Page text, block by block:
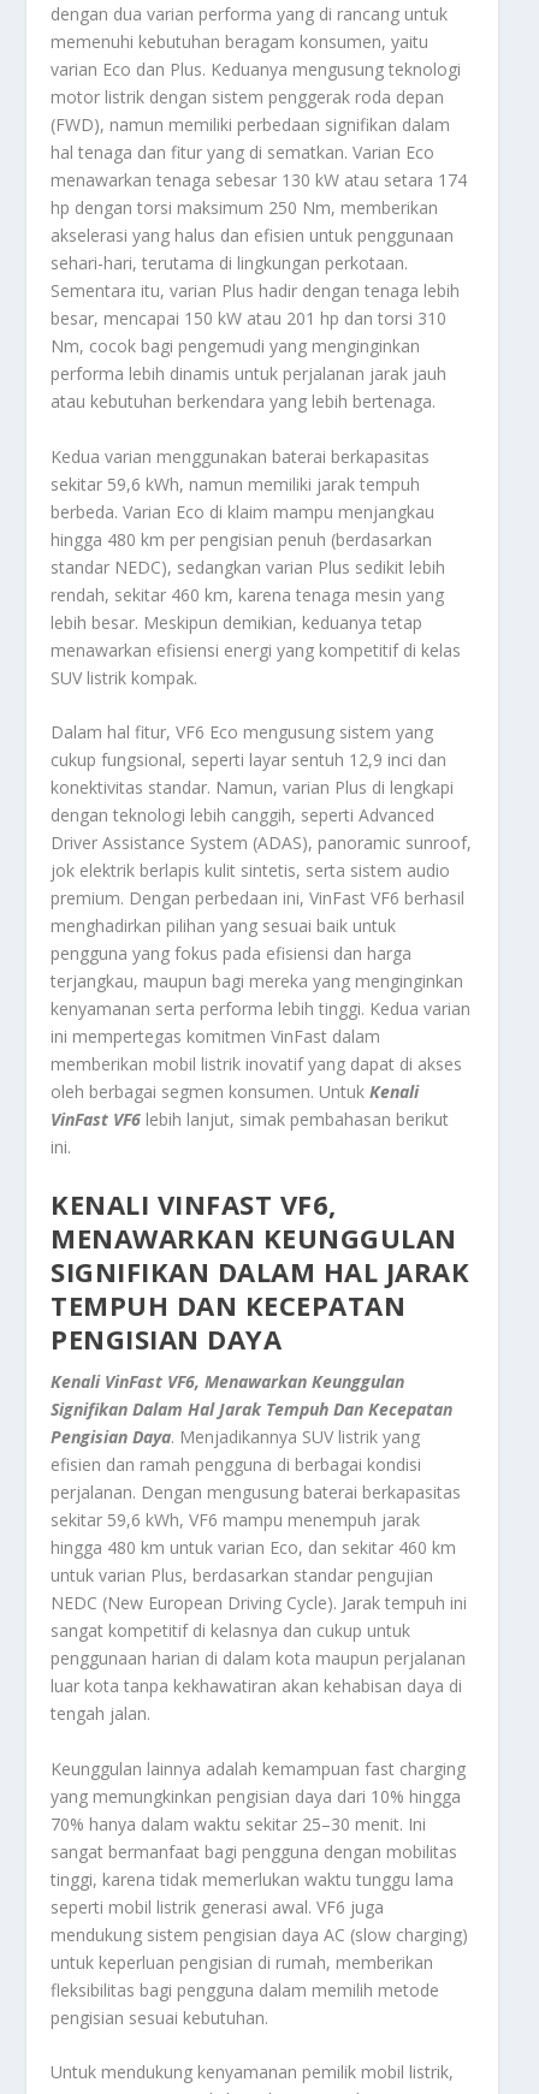
dengan dua varian performa yang di rancang untuk
memenuhi kebutuhan beragam konsumen, yaitu
varian Eco dan Plus. Keduanya mengusung teknologi
motor listrik dengan sistem penggerak roda depan
(FWD), namun memiliki perbedaan signifikan dalam
hal tenaga dan fitur yang di sematkan. Varian Eco
menawarkan tenaga sebesar 130 kW atau setara 174
hp dengan torsi maksimum 250 Nm, memberikan
akselerasi yang halus dan efisien untuk penggunaan
sehari-hari, terutama di lingkungan perkotaan.
Sementara itu, varian Plus hadir dengan tenaga lebih
besar, mencapai 150 kW atau 201 hp dan torsi 310
Nm, cocok bagi pengemudi yang menginginkan
performa lebih dinamis untuk perjalanan jarak jauh
atau kebutuhan berkendara yang lebih bertenaga.
Kedua varian menggunakan baterai berkapasitas
sekitar 59,6 kWh, namun memiliki jarak tempuh
berbeda. Varian Eco di klaim mampu menjangkau
hingga 480 km per pengisian penuh (berdasarkan
standar NEDC), sedangkan varian Plus sedikit lebih
rendah, sekitar 460 km, karena tenaga mesin yang
lebih besar. Meskipun demikian, keduanya tetap
menawarkan efisiensi energi yang kompetitif di kelas
SUV listrik kompak.
Dalam hal fitur, VF6 Eco mengusung sistem yang
cukup fungsional, seperti layar sentuh 12,9 inci dan
konektivitas standar. Namun, varian Plus di lengkapi
dengan teknologi lebih canggih, seperti Advanced
Driver Assistance System (ADAS), panoramic sunroof,
jok elektrik berlapis kulit sintetis, serta sistem audio
premium. Dengan perbedaan ini, VinFast VF6 berhasil
menghadirkan pilihan yang sesuai baik untuk
pengguna yang fokus pada efisiensi dan harga
terjangkau, maupun bagi mereka yang menginginkan
kenyamanan serta performa lebih tinggi. Kedua varian
ini mempertegas komitmen VinFast dalam
memberikan mobil listrik inovatif yang dapat di akses
oleh berbagai segmen konsumen. UntukKenali
VinFast VF6 lebih lanjut, simak pembahasan berikut
ini.
KENALI VINFAST VF6,
MENAWARKAN KEUNGGULAN
SIGNIFIKAN DALAM HAL JARAK
TEMPUH DAN KECEPATAN
PENGISIAN DAYA
Kenali VinFast VF6, Menawarkan Keunggulan
Signifikan Dalam Hal Jarak Tempuh Dan Kecepatan
Pengisian Daya. Menjadikannya SUV listrik yang
efisien dan ramah pengguna di berbagai kondisi
perjalanan. Dengan mengusung baterai berkapasitas
sekitar 59,6 kWh, VF6 mampu menempuh jarak
hingga 480 km untuk varian Eco, dan sekitar 460 km
untuk varian Plus, berdasarkan standar pengujian
NEDC (New European Driving Cycle). Jarak tempuh ini
sangat kompetitif di kelasnya dan cukup untuk
penggunaan harian di dalam kota maupun perjalanan
luar kota tanpa kekhawatiran akan kehabisan daya di
tengah jalan.
Keunggulan lainnya adalah kemampuan fast charging
yang memungkinkan pengisian daya dari 10% hingga
70% hanya dalam waktu sekitar 25–30 menit. Ini
sangat bermanfaat bagi pengguna dengan mobilitas
tinggi, karena tidak memerlukan waktu tunggu lama
seperti mobil listrik generasi awal. VF6 juga
mendukung sistem pengisian daya AC (slow charging)
untuk keperluan pengisian di rumah, memberikan
fleksibilitas bagi pengguna dalam memilih metode
pengisian sesuai kebutuhan.
Untuk mendukung kenyamanan pemilik mobil listrik,